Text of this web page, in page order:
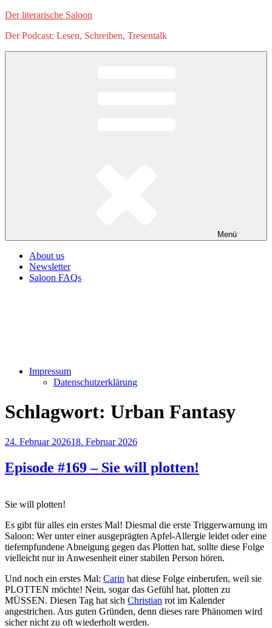
Zum
springen
Der literarische Saloon
Der Podcast: Lesen, Schreiben, Tresentalk
Menü
About us
Newsletter
Saloon FAQs
Impressum
Datenschutzerklärung
Schlagwort: Urban Fantasy
Veröffentlicht
24. Februar 202618. Februar 2026
Episode #169 – Sie will plotten!
Sie will plotten!
Es gibt für alles ein erstes Mal! Diesmal die erste Triggerwarnung im
Saloon: Wer unter einer ausgeprägten Apfel-Allergie leidet oder eine
tiefempfundene Abneigung gegen das Plotten hat, sollte diese Folge
vielleicht nur in Anwesenheit einer stabilen Person hören.
Und noch ein erstes Mal: Carin hat diese Folge einberufen, weil sie
PLOTTEN möchte! Nein, sogar das Gefühl hat, plotten zu
MÜSSEN. Diesen Tag hat sich Christian rot im Kalender
angestrichen. Aus guten Gründen, denn dieses rare Phänomen wird
sicher nicht zu oft wiederholt werden.